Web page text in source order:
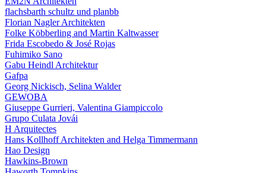
flachsbarth schultz und planbb
Florian Nagler Architekten
Folke Köbberling and Martin Kaltwasser
Frida Escobedo & José Rojas
Fuhimiko Sano
Gabu Heindl Architektur
Gafpa
Georg Nickisch, Selina Walder
GEWOBA
Giuseppe Gurrieri, Valentina Giampiccolo
Grupo Culata Jovái
H Arquitectes
Hans Kollhoff Architekten and Helga Timmermann
Hao Design
Hawkins-Brown